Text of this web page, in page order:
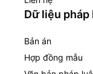
Dữ liệu pháp
Bản án
Hợp đồng mẫu